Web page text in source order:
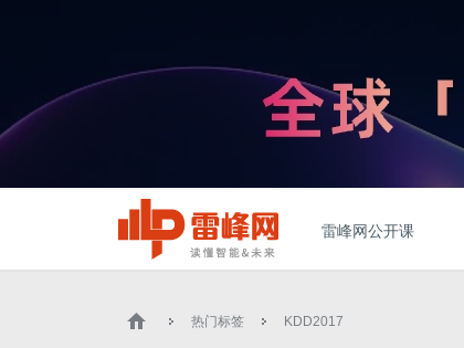
雷峰网公开课
热门标签 KDD2017